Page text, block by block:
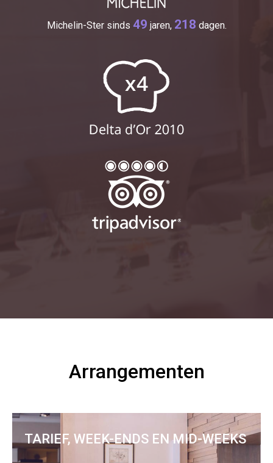
Michelin-Ster sinds 49 jaren, 218 dagen.
Arrangementen
TARIEF, WEEK-ENDS EN MID-WEEKS